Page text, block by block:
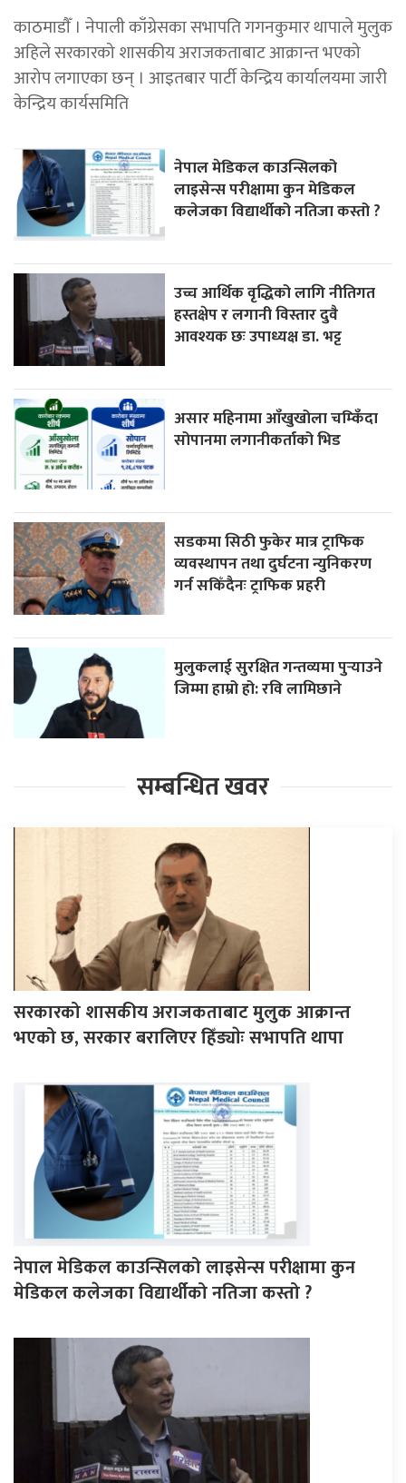
काठमाडाैँ । नेपाली काँग्रेसका सभापति गगनकुमार थापाले मुलुक
अहिले सरकारको शासकीय अराजकताबाट आक्रान्त भएको
आरोप लगाएका छन् । आइतबार पार्टी केन्द्रिय कार्यालयमा जारी
केन्द्रिय कार्यसमिति
नेपाल मेडिकल काउन्सिलको
लाइसेन्स परीक्षामा कुन मेडिकल
कलेजका विद्यार्थीको नतिजा कस्तो ?
उच्च आर्थिक वृद्धिको लागि नीतिगत
हस्तक्षेप र लगानी विस्तार दुवै
आवश्यक छः उपाध्यक्ष डा. भट्ट
असार महिनामा आँखुखोला चम्किँदा
सोपानमा लगानीकर्ताको भिड
सडकमा सिठी फुकेर मात्र ट्राफिक
व्यवस्थापन तथा दुर्घटना न्युनिकरण
गर्न सकिँदैनः ट्राफिक प्रहरी
मुलुकलाई सुरक्षित गन्तव्यमा पुर्‍याउने
जिम्मा हाम्रो हो: रवि लामिछाने
सम्बन्धित खवर
सरकारको शासकीय अराजकताबाट मुलुक आक्रान्त
भएको छ, सरकार बरालिएर हिँड्याेः सभापति थापा
नेपाल मेडिकल काउन्सिलको लाइसेन्स परीक्षामा कुन
मेडिकल कलेजका विद्यार्थीको नतिजा कस्तो ?